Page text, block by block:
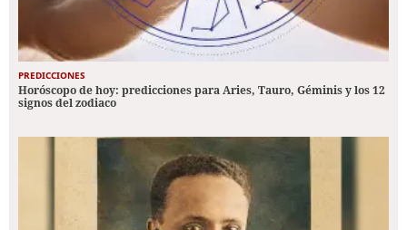
PREDICCIONES
Horóscopo de hoy: predicciones para Aries, Tauro, Géminis y los 12
signos del zodiaco